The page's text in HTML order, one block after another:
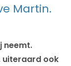
Martin.
neemt.
uiteraard ook